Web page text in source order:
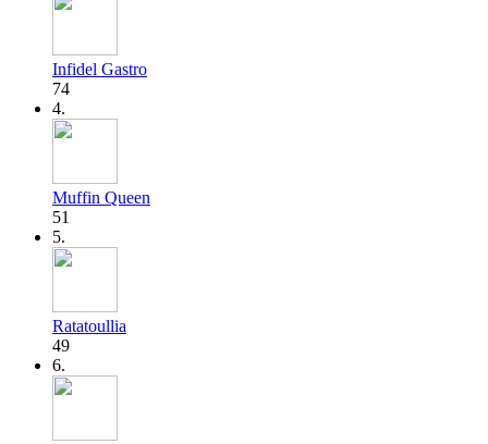
Infidel Gastro
74
4.
Muffin Queen
51
5.
Ratatoullia
49
6.